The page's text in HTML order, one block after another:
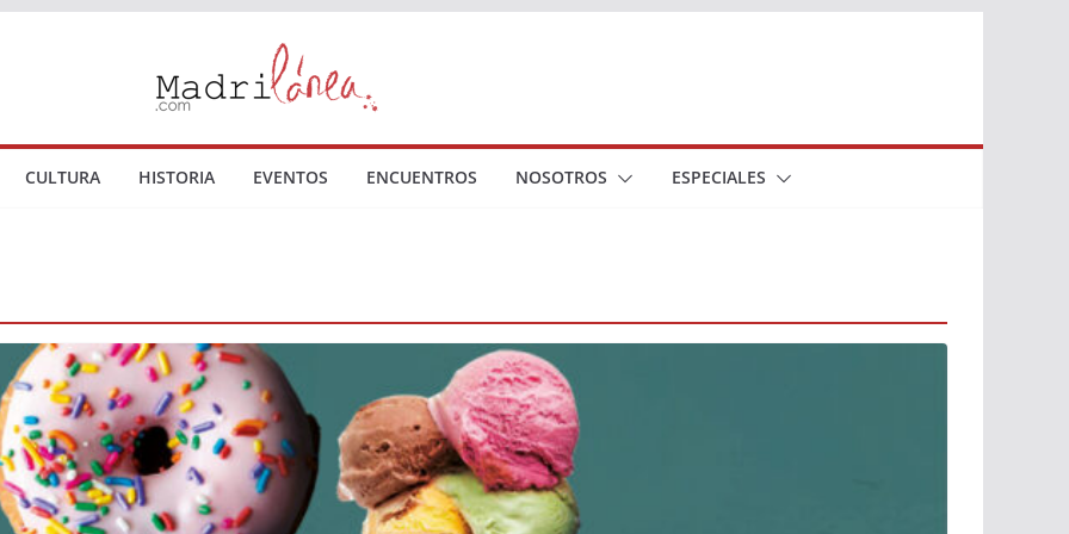
CULTURA HISTORIA EVENTOS ENCUENTROS NOSOTROS ESPECIALES